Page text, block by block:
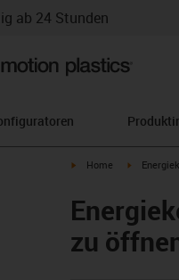
ab 24 Stunden
igus-icon-arrow-right
Home igus-
zu